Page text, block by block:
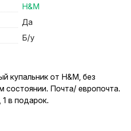
H&M
Да
Б/у
купальник от H&M, без
состоянии. Почта/ европочта.
в подарок.